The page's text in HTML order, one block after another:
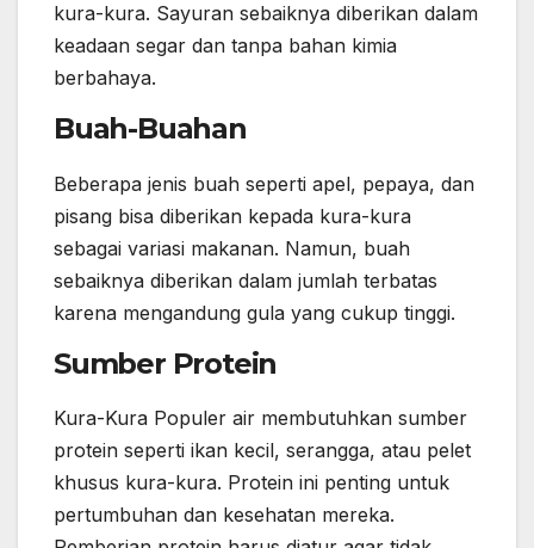
kura-kura. Sayuran sebaiknya diberikan dalam
keadaan segar dan tanpa bahan kimia
berbahaya.
Buah-Buahan
Beberapa jenis buah seperti apel, pepaya, dan
pisang bisa diberikan kepada kura-kura
sebagai variasi makanan. Namun, buah
sebaiknya diberikan dalam jumlah terbatas
karena mengandung gula yang cukup tinggi.
Sumber Protein
Kura-Kura Populer air membutuhkan sumber
protein seperti ikan kecil, serangga, atau pelet
khusus kura-kura. Protein ini penting untuk
pertumbuhan dan kesehatan mereka.